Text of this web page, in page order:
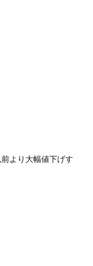
より大幅値下げす